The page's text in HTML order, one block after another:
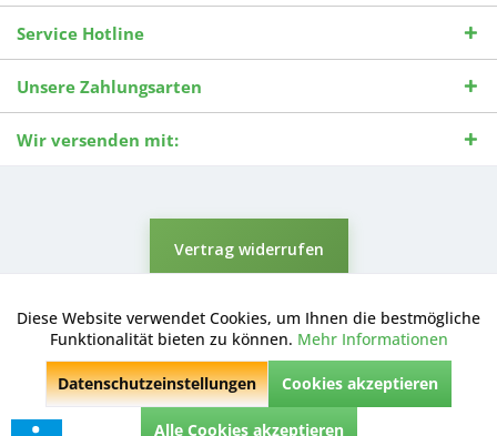
Service Hotline
Unsere Zahlungsarten
Wir versenden mit:
Vertrag widerrufen
Nachnahmegebühren, wenn nicht anders beschrieben.
Durchgestrichene Preise entsprechen dem niedrigsten Verkaufspreis
der letzten 30 Tage. ** Preise beziehen sich auf einen einmal
geforderten Verkaufspreis. UVP: Unverbindliche Preisempfehlung des
Herstellers.
© 2026 Digitale Fotografien | Entwicklung & Support byPro-Webs.de
Funktionale Aktiv
Marketing Inaktiv
Diese Website verwendet Cookies, um Ihnen die bestmögliche
Funktionalität bieten zu können. Mehr Informationen
Datenschutzeinstellungen Cookies akzeptieren
Alle Cookies akzeptieren